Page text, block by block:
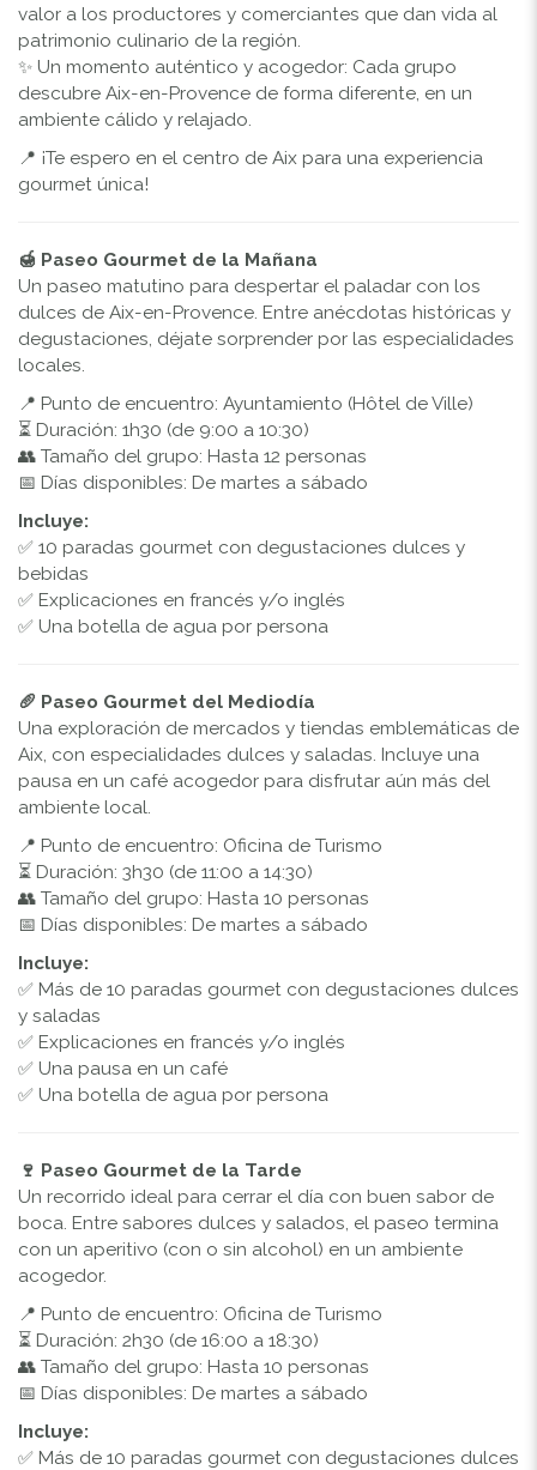
valor a los productores y comerciantes que dan vida al
patrimonio culinario de la región.
✨ Un momento auténtico y acogedor: Cada grupo
descubre Aix-en-Provence de forma diferente, en un
ambiente cálido y relajado.
📍 ¡Te espero en el centro de Aix para una experiencia
gourmet única!
🍯 Paseo Gourmet de la Mañana
Un paseo matutino para despertar el paladar con los
dulces de Aix-en-Provence. Entre anécdotas históricas y
degustaciones, déjate sorprender por las especialidades
locales.
📍 Punto de encuentro: Ayuntamiento (Hôtel de Ville)
⏳ Duración: 1h30 (de 9:00 a 10:30)
👥 Tamaño del grupo: Hasta 12 personas
📅 Días disponibles: De martes a sábado
Incluye:
✅ 10 paradas gourmet con degustaciones dulces y
bebidas
✅ Explicaciones en francés y/o inglés
✅ Una botella de agua por persona
🥖 Paseo Gourmet del Mediodía
Una exploración de mercados y tiendas emblemáticas de
Aix, con especialidades dulces y saladas. Incluye una
pausa en un café acogedor para disfrutar aún más del
ambiente local.
📍 Punto de encuentro: Oficina de Turismo
⏳ Duración: 3h30 (de 11:00 a 14:30)
👥 Tamaño del grupo: Hasta 10 personas
📅 Días disponibles: De martes a sábado
Incluye:
✅ Más de 10 paradas gourmet con degustaciones dulces
y saladas
✅ Explicaciones en francés y/o inglés
✅ Una pausa en un café
✅ Una botella de agua por persona
🍷 Paseo Gourmet de la Tarde
Un recorrido ideal para cerrar el día con buen sabor de
boca. Entre sabores dulces y salados, el paseo termina
con un aperitivo (con o sin alcohol) en un ambiente
acogedor.
📍 Punto de encuentro: Oficina de Turismo
⏳ Duración: 2h30 (de 16:00 a 18:30)
👥 Tamaño del grupo: Hasta 10 personas
📅 Días disponibles: De martes a sábado
Incluye:
✅ Más de 10 paradas gourmet con degustaciones dulces